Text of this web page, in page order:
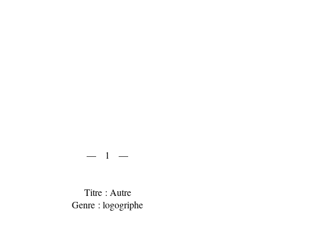
— 1 —
Titre : Autre
Genre : logogriphe